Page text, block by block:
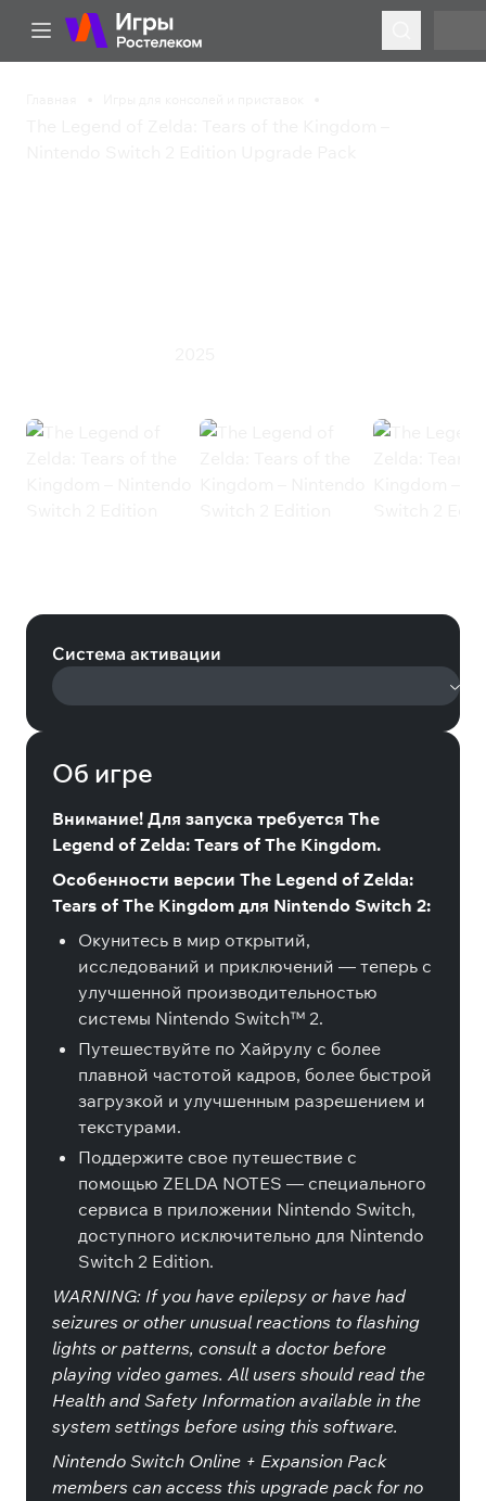
Система активации
Об игре
Внимание! Для запуска требуется The
Legend of Zelda: Tears of The Kingdom.
Особенности версии The Legend of Zelda:
Tears of The Kingdom для Nintendo Switch 2:
Окунитесь в мир открытий,
исследований и приключений — теперь с
улучшенной производительностью
системы Nintendo Switch™ 2.
Путешествуйте по Хайрулу с более
плавной частотой кадров, более быстрой
загрузкой и улучшенным разрешением и
текстурами.
Поддержите свое путешествие с
помощью ZELDA NOTES — специального
сервиса в приложении Nintendo Switch,
доступного исключительно для Nintendo
Switch 2 Edition.
WARNING: If you have epilepsy or have had
seizures or other unusual reactions to flashing
lights or patterns, consult a doctor before
playing video games. All users should read the
Health and Safety Information available in the
system settings before using this software.
Nintendo Switch Online + Expansion Pack
members can access this upgrade pack for no